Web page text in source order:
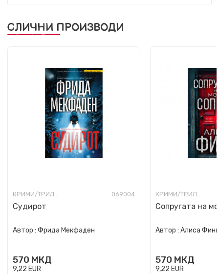
СЛИЧНИ ПРОИЗВОДИ
КРИМИ/ТРИЛЕР 069004
Судирот
Автор : Фрида Мекфаден
570 МКД
9,22 EUR
КРИМИ/ТРИЛЕР
Сопругата на
Автор : Алиса Фини
570 МКД
9,22 EUR